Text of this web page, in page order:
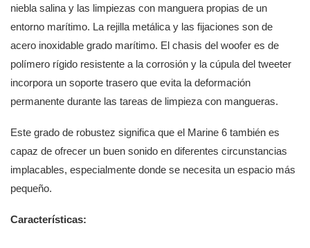
niebla salina y las limpiezas con manguera propias de un
entorno marítimo. La rejilla metálica y las fijaciones son de
acero inoxidable grado marítimo. El chasis del woofer es de
polímero rígido resistente a la corrosión y la cúpula del tweeter
incorpora un soporte trasero que evita la deformación
permanente durante las tareas de limpieza con mangueras.
Este grado de robustez significa que el Marine 6 también es
capaz de ofrecer un buen sonido en diferentes circunstancias
implacables, especialmente donde se necesita un espacio más
pequeño.
Características: